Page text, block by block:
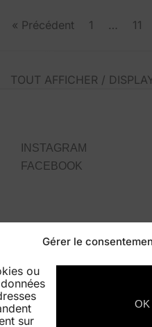
Gérer le
ou
sur
OK
« Précédent 1 … 11
TOUT AFFICHER /
INSTAGRAM
FACEBOOK